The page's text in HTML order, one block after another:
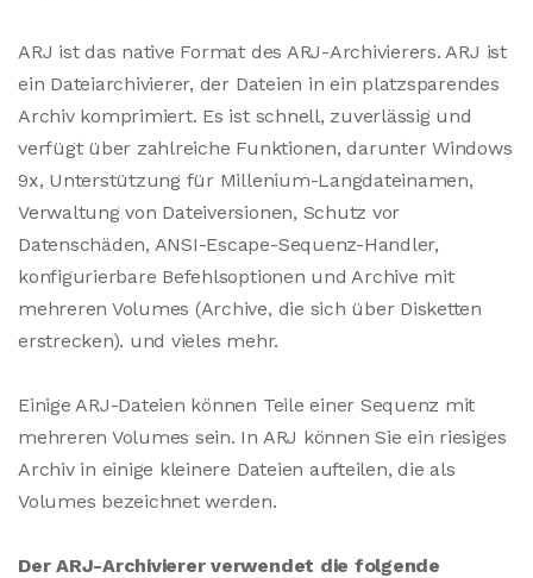
ARJ ist das native Format des ARJ-Archivierers. ARJ ist
ein Dateiarchivierer, der Dateien in ein platzsparendes
Archiv komprimiert. Es ist schnell, zuverlässig und
verfügt über zahlreiche Funktionen, darunter Windows
9x, Unterstützung für Millenium-Langdateinamen,
Verwaltung von Dateiversionen, Schutz vor
Datenschäden, ANSI-Escape-Sequenz-Handler,
konfigurierbare Befehlsoptionen und Archive mit
mehreren Volumes (Archive, die sich über Disketten
erstrecken). und vieles mehr.
Einige ARJ-Dateien können Teile einer Sequenz mit
mehreren Volumes sein. In ARJ können Sie ein riesiges
Archiv in einige kleinere Dateien aufteilen, die als
Volumes bezeichnet werden.
Der ARJ-Archivierer verwendet die folgende